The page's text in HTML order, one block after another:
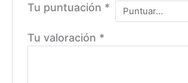
Tu puntuación *
Tu valoración *